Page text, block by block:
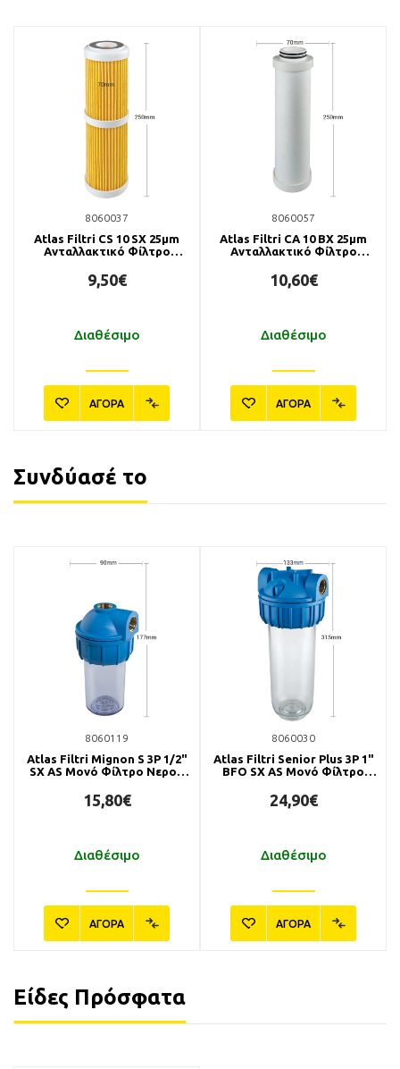
8060037
Atlas Filtri CS 10 SX 25μm
Ανταλλακτικό Φίλτρο
9,50€
Διαθέσιμο
ΑΓΟΡΑ
8060057
Atlas Filtri CA 10 BX 25μm
Ανταλλακτικό Φίλτρο
10,60€
Διαθέσιμο
ΑΓΟΡΑ
Συνδύασέ το
8060119
Atlas Filtri Mignon S 3P 1/2"
SX AS Μονό Φίλτρο Νερού
15,80€
Διαθέσιμο
ΑΓΟΡΑ
8060030
Atlas Filtri Senior Plus 3P 1"
BFO SX AS Μονό Φίλτρο
24,90€
Διαθέσιμο
ΑΓΟΡΑ
Είδες Πρόσφατα